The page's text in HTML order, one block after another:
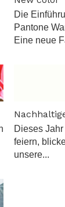
Die
Pantone
Eine neue
Dieses
feiern,
unsere...